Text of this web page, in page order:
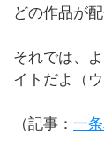
どの作品が
それでは、
イトだよ（ウ
（記事： 一